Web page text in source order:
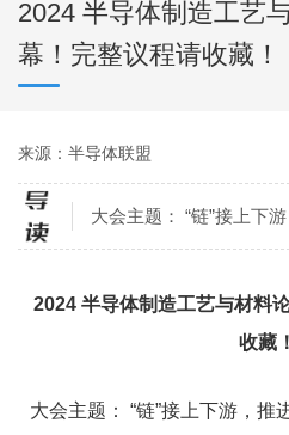
2024 半导体制造工艺
幕！完整议程请收藏！
来源：半导体联盟
大会主题： “链”接上下
2024 半导体制造工艺与材料
收藏！
大会主题： “链”接上下游，推